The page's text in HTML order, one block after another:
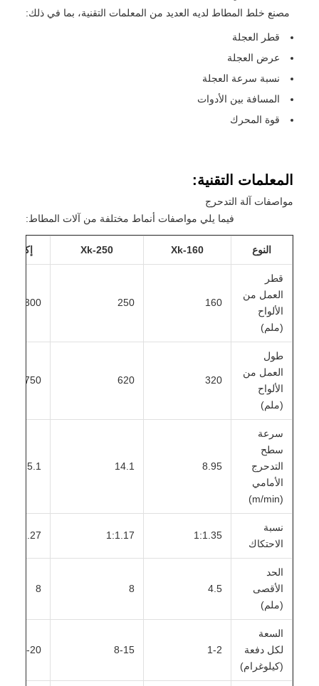
مصنع خلط المطاط لديه العديد من المعلمات التقنية، بما في ذلك:
قطر العجلة
عرض العجلة
نسبة سرعة العجلة
المسافة بين الأدوات
قوة المحرك
المعلمات التقنية:
مواصفات آلة التدحرج
فيما يلي مواصفات أنماط مختلفة من آلات المطاط:
النوع Xk-160
Xk-250 إكس كيه-
قطر
العمل من
الألواح
(ملم)
160
250
300
طول
العمل من
الألواح
(ملم)
320
620
750
سرعة
سطح
التدحرج
الأمامي
(m/min)
8.95
14.1
15.1
نسبة
الاحتكاك
1:1.35
1:1.17
1:1.27
الحد
الأقصى
(ملم)
4.5
8
8
السعة
لكل دفعة
(كيلوغرام)
1-2
8-15
15-20